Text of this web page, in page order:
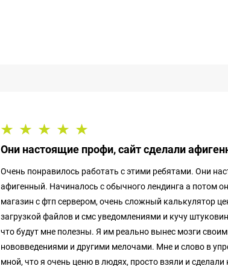
Они настоящие профи, сайт сделали
Очень понравилось работать с этими ребятами. Они
афигенный. Начиналось с обычного лендинга а потом
магазин с фтп сервером, очень сложный калькулятор
загрузкой файлов и смс уведомлениями и кучу
что будут мне полезны. Я им реально вынес мозги
нововведениями и другими мелочами. Мне и слово в
мной, что я очень ценю в людях, просто взяли и